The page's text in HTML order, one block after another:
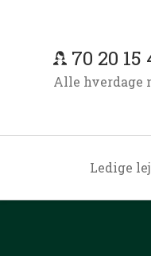
70 20 15
Alle hverdage
Ledige